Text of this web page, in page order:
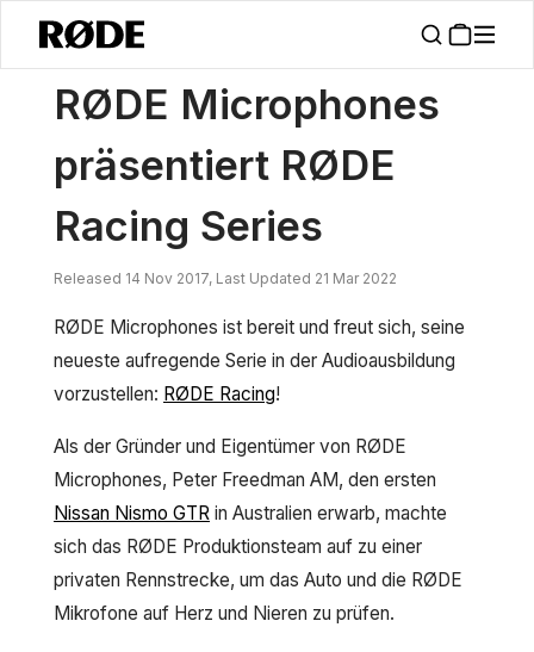
Nachrichten / RØDE Mikrofone Veröffentlicht RØDE Racing Series
RØDE Microphones
präsentiert RØDE
Racing Series
Released 14 Nov 2017, Last Updated 21 Mar 2022
RØDE Microphones ist bereit und freut sich, seine
neueste aufregende Serie in der Audioausbildung
vorzustellen: RØDE Racing!
Als der Gründer und Eigentümer von RØDE
Microphones, Peter Freedman AM, den ersten
Nissan Nismo GTR in Australien erwarb, machte
sich das RØDE Produktionsteam auf zu einer
privaten Rennstrecke, um das Auto und die RØDE
Mikrofone auf Herz und Nieren zu prüfen.